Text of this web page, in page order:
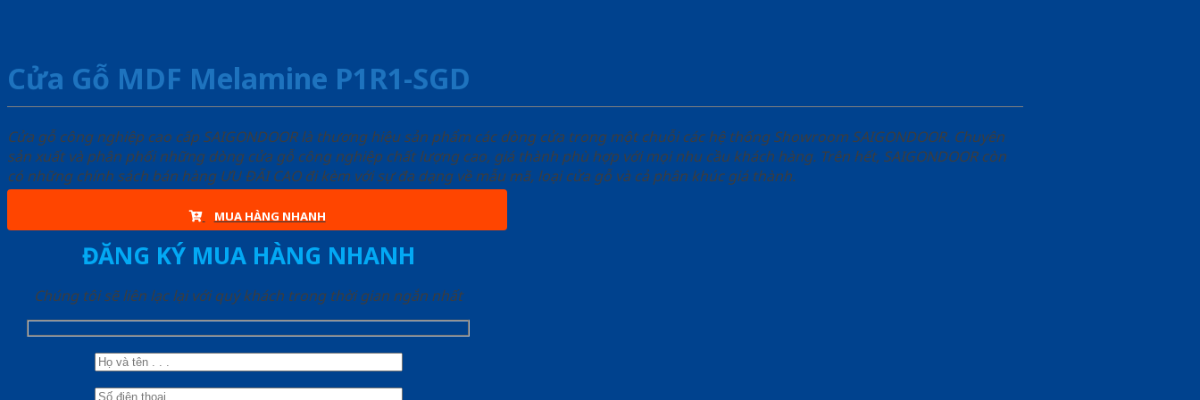
Cửa Gỗ MDF Melamine P1R1-SGD
Cửa gỗ công nghiệp cao cấp SAIGONDOOR là thương hiệu sản phẩm các dòng cửa trong một chuỗi các hệ thống Showroom SAIGONDOOR. Chuyên
sản xuất và phân phối những dòng cửa gỗ công nghiệp chất lượng cao, giá thành phù hợp với mọi nhu cầu khách hàng. Trên hết, SAIGONDOOR còn
có những chính sách bán hàng ƯU ĐÃI CAO đi kèm với sự đa dạng về mẫu mã, loại cửa gỗ và cả phân khúc giá thành.
MUA HÀNG NHANH
ĐĂNG KÝ MUA HÀNG NHANH
Chúng tôi sẽ liên lạc lại với quý khách trong thời gian ngắn nhất